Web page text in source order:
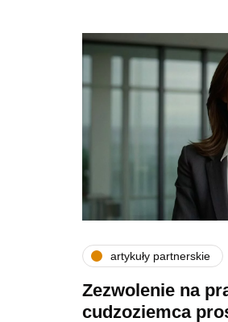
artykuły partnerskie
Zezwolenie na
cudzoziemca